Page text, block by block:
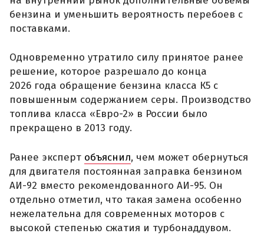
бензина и уменьшить вероятность перебоев с
поставками.
Одновременно утратило силу принятое ранее
решение, которое разрешало до конца
2026 года обращение бензина класса К5 с
повышенным содержанием серы. Производство
топлива класса «Евро-2» в России было
прекращено в 2013 году.
Ранее эксперт объяснил, чем может обернуться
для двигателя постоянная заправка бензином
АИ-92 вместо рекомендованного АИ-95. Он
отдельно отметил, что такая замена особенно
нежелательна для современных моторов с
высокой степенью сжатия и турбонаддувом.